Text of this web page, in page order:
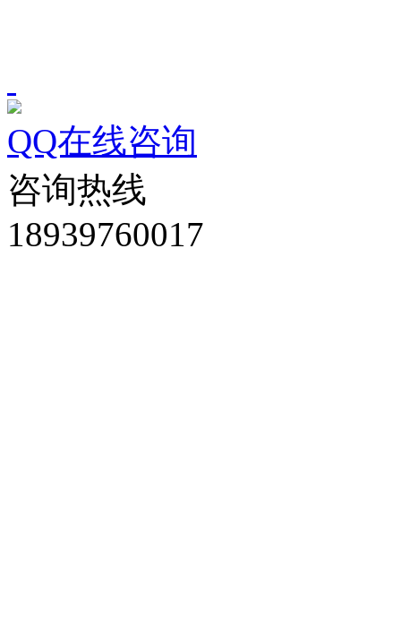
QQ在线咨询
咨询热线
18939760017